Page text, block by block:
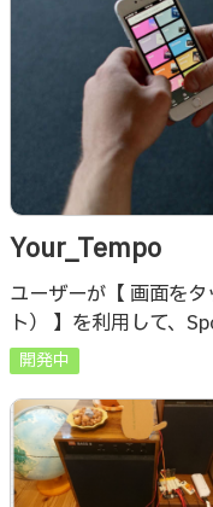
Your_Tempo
ユーザーが【 画面を
ト） 】を利用して、
るアプリ。 ※【 画像
送る。
開発中